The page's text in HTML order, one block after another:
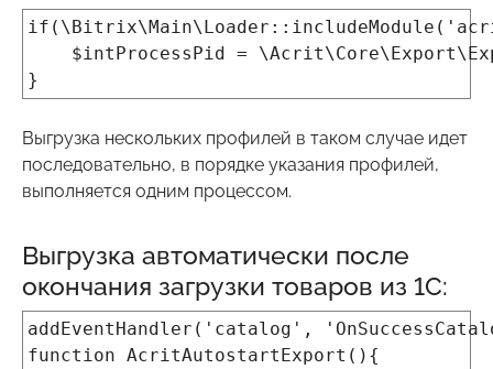
$intProcessPid =
}
Выгрузка нескольких профилей в таком случае идет
последовательно, в порядке указания профилей,
выполняется одним процессом.
Выгрузка автоматически после
окончания загрузки товаров из 1С:
addEventHandler('catalog',
function AcritAutostartExport(){